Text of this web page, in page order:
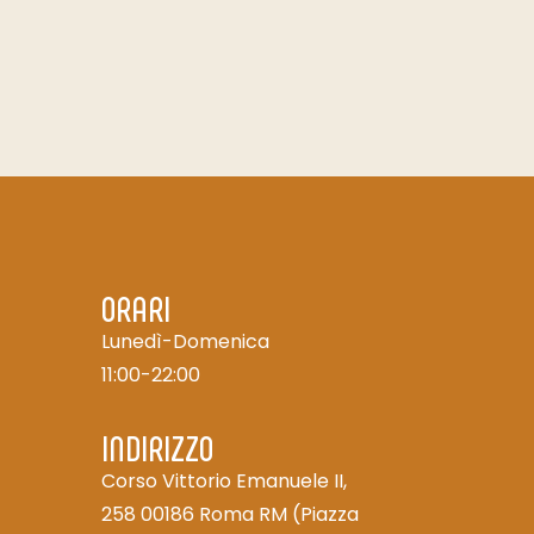
ORARI
Lunedì-Domenica
11:00-22:00
INDIRIZZO
Corso Vittorio Emanuele II,
258 00186 Roma RM (Piazza